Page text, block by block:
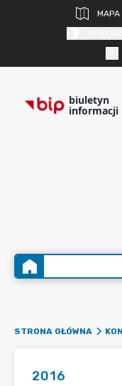
MAPA
biuletyn
informacji
STRONA GŁÓWNA
2016